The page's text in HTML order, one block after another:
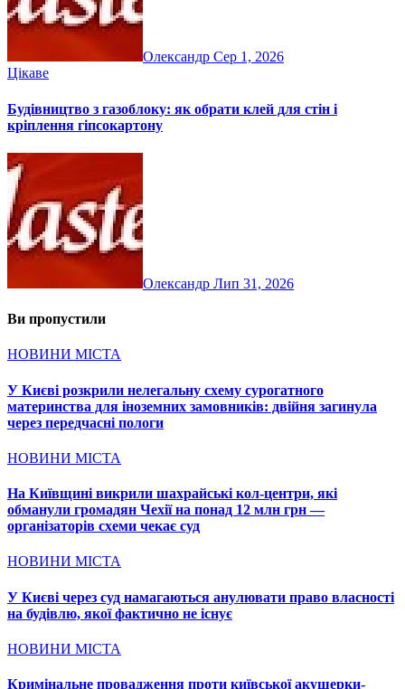
Олександр Сер 1, 2026
Цікаве
Будівництво з газоблоку: як обрати клей для стін і
кріплення гіпсокартону
Олександр Лип 31, 2026
Ви пропустили
НОВИНИ МІСТА
У Києві розкрили нелегальну схему сурогатного
материнства для іноземних замовників: двійня загинула
через передчасні пологи
НОВИНИ МІСТА
На Київщині викрили шахрайські кол-центри, які
обманули громадян Чехії на понад 12 млн грн —
організаторів схеми чекає суд
НОВИНИ МІСТА
У Києві через суд намагаються анулювати право власності
на будівлю, якої фактично не існує
НОВИНИ МІСТА
Кримінальне провадження проти київської акушерки-